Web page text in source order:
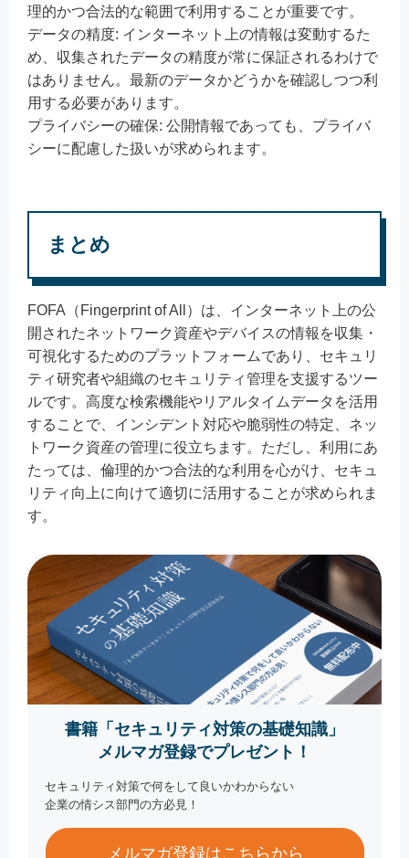
理的かつ合法的な範囲で利用することが重要です。
データの精度: インターネット上の情報は変動するた
め、収集されたデータの精度が常に保証されるわけで
はありません。最新のデータかどうかを確認しつつ利
用する必要があります。
プライバシーの確保: 公開情報であっても、プライバ
シーに配慮した扱いが求められます。
まとめ
FOFA（Fingerprint of All）は、インターネット上の公
開されたネットワーク資産やデバイスの情報を収集・
可視化するためのプラットフォームであり、セキュリ
ティ研究者や組織のセキュリティ管理を支援するツー
ルです。高度な検索機能やリアルタイムデータを活用
することで、インシデント対応や脆弱性の特定、ネッ
トワーク資産の管理に役立ちます。ただし、利用にあ
たっては、倫理的かつ合法的な利用を心がけ、セキュ
リティ向上に向けて適切に活用することが求められま
す。
書籍「セキュリティ対策の基礎知識」
メルマガ登録でプレゼント！
セキュリティ対策で何をして良いかわからない
企業の情シス部門の方必見！
メルマガ登録はこちらから